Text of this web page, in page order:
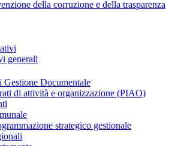
della corruzione e della trasparenza
generali
Gestione Documentale
di attività e organizzazione (PIAO)
strategico gestionale